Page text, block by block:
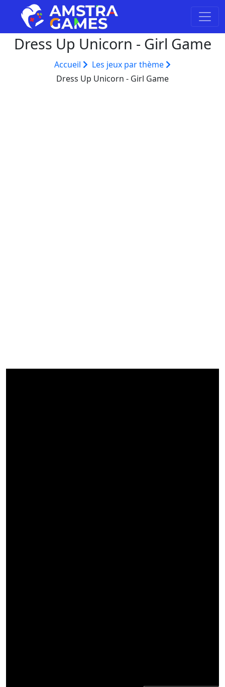
Dress Up Unicorn - Girl Game
Accueil
Les jeux par thème
Dress Up Unicorn - Girl Game